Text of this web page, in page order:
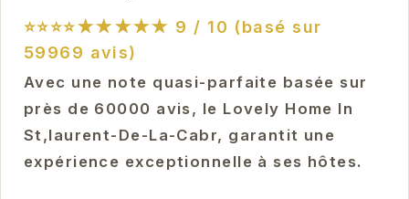
⭐⭐⭐⭐★★★★★ 9 / 10 (basé sur
59969 avis)
Avec une note quasi-parfaite basée sur
près de 60000 avis, le Lovely Home In
St,laurent-De-La-Cabr, garantit une
expérience exceptionnelle à ses hôtes.